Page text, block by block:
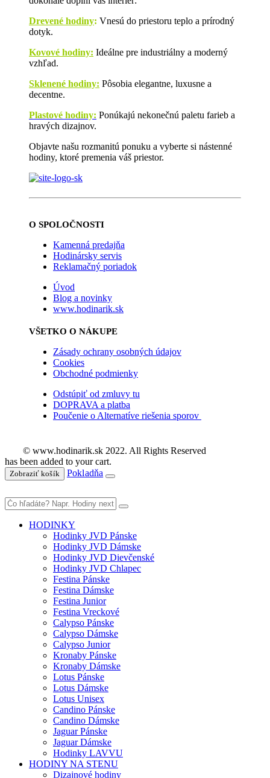
Drevené hodiny: Vnesú do priestoru teplo a prírodný
dotyk.
Kovové hodiny: Ideálne pre industriálny a moderný
vzhľad.
Sklenené hodiny: Pôsobia elegantne, luxusne a
decentne.
Plastové hodiny: Ponúkajú nekonečnú paletu farieb a
hravých dizajnov.
Objavte našu rozmanitú ponuku a vyberte si nástenné
hodiny, ktoré premenia váš priestor.
O SPOLOČNOSTI
Kamenná predajňa
Hodinársky servis
Reklamačný poriadok
Úvod
Blog a novinky
www.hodinarik.sk
VŠETKO O NÁKUPE
Zásady ochrany osobných údajov
Cookies
Obchodné podmienky
Odstúpiť od zmluvy tu
DOPRAVA a platba
Poučenie o Alternatíve riešenia sporov
© www.hodinarik.sk 2022. All Rights Reserved
has been added to your cart.
Zobraziť košík Pokladňa
HODINKY
Hodinky JVD Pánske
Hodinky JVD Dámske
Hodinky JVD Dievčenské
Hodinky JVD Chlapec
Festina Pánske
Festina Dámske
Festina Junior
Festina Vreckové
Calypso Pánske
Calypso Dámske
Calypso Junior
Kronaby Pánske
Kronaby Dámske
Lotus Pánske
Lotus Dámske
Lotus Unisex
Candino Pánske
Candino Dámske
Jaguar Pánske
Jaguar Dámske
Hodinky LAVVU
HODINY NA STENU
Dizajnové hodiny